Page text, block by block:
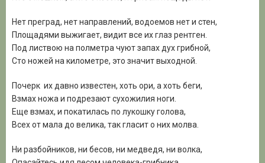
Нет преград, нет направлений, водоемов нет и стен,
Площадями выжигает, видит все их глаз рентген.
Под листвою на полметра чуют запах дух грибной,
Сто ножей на километре, это значит выходной.
Почерк их давно известен, хоть ори, а хоть беги,
Взмах ножа и подрезают сухожилия ноги.
Еще взмах, и покатилась по лукошку голова,
Всех от мала до велика, так гласит о них молва.
Ни разбойников, ни бесов, ни медведя, ни волка,